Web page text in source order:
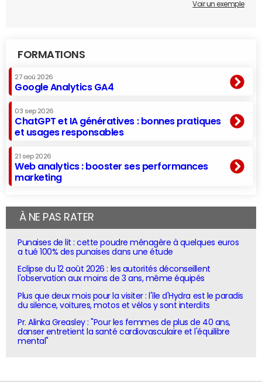
Voir un exemple
FORMATIONS
27 aoû 2026
Google Analytics GA4
03 sep 2026
ChatGPT et IA génératives : bonnes pratiques
et usages responsables
21 sep 2026
Web analytics : booster ses performances
marketing
À NE PAS RATER
Punaises de lit : cette poudre ménagère à quelques euros
a tué 100% des punaises dans une étude
Eclipse du 12 août 2026 : les autorités déconseillent
l'observation aux moins de 3 ans, même équipés
Plus que deux mois pour la visiter : l'île d'Hydra est le paradis
du silence, voitures, motos et vélos y sont interdits
Pr. Alinka Greasley : "Pour les femmes de plus de 40 ans,
danser entretient la santé cardiovasculaire et l'équilibre
mental"